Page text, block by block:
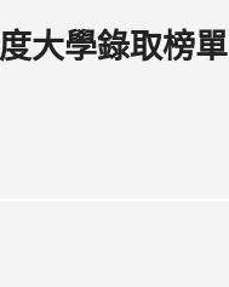
大學錄取榜單